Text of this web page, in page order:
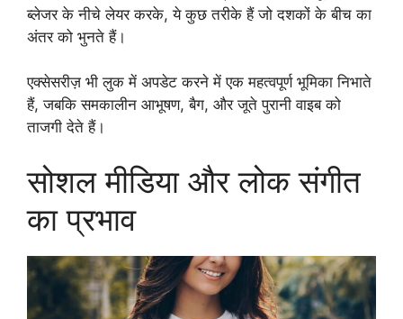
ब्लेजर के नीचे लेयर करके, ये कुछ तरीके हैं जो दशकों के बीच का
अंतर को भुनते हैं।
एक्सेसरीज़ भी लुक में अपडेट करने में एक महत्वपूर्ण भूमिका निभाते
हैं, जबकि समकालीन आभूषण, बैग, और जूते पुरानी वाइब को
ताजगी देते हैं।
सोशल मीडिया और लोक संगीत
का प्रभाव